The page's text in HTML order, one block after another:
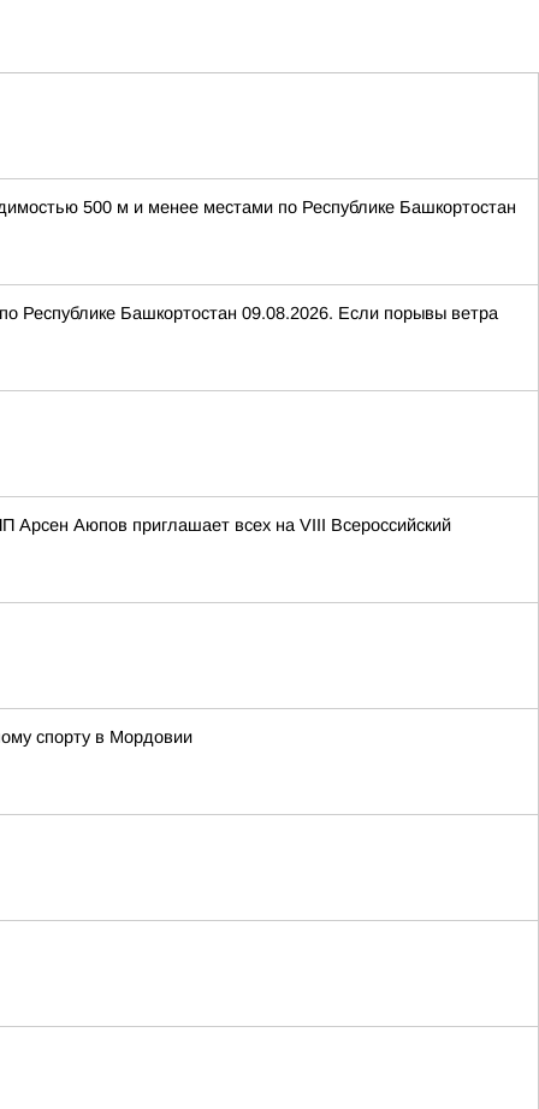
500 м и менее местами по Республике Башкортостан
Республике Башкортостан 09.08.2026. Если порывы ветра
Арсен Аюпов приглашает всех на VIII Всероссийский
спорту в Мордовии